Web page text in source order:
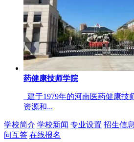
药健康技师学院
建于1979年的河南医药健康技
资源和...
学校简介 学校新闻 专业设置 招生信息
问互答 在线报名